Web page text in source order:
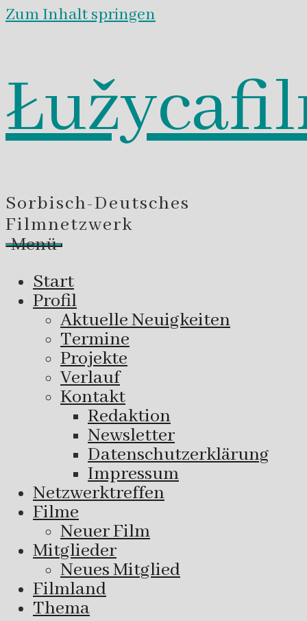
Zum Inhalt springen
Sorbisch-Deutsches
Filmnetzwerk
Menü
Start
Profil
Aktuelle Neuigkeiten
Termine
Projekte
Verlauf
Kontakt
Redaktion
Newsletter
Datenschutzerklärung
Impressum
Netzwerktreffen
Filme
Neuer Film
Mitglieder
Neues Mitglied
Filmland
Thema